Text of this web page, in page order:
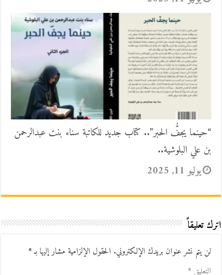
“حينما يجفُّ الحبر”.. كتاب جديد للكاتبة سناء بنت عبدالرحمن
بن علي البلوشية..
يوليو 11, 2025
اترك تعليقاً
لن يتم نشر عنوان بريدك الإلكتروني. الحقول الإلزامية مشار إليها بـ*
التعليق*